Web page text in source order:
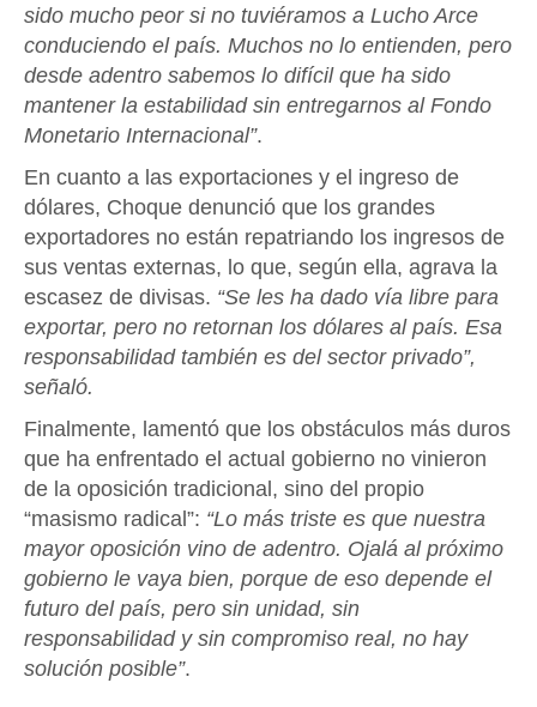
sido mucho peor si no tuviéramos a Lucho Arce
conduciendo el país. Muchos no lo entienden, pero
desde adentro sabemos lo difícil que ha sido
mantener la estabilidad sin entregarnos al Fondo
Monetario Internacional”.
En cuanto a las exportaciones y el ingreso de
dólares, Choque denunció que los grandes
exportadores no están repatriando los ingresos de
sus ventas externas, lo que, según ella, agrava la
escasez de divisas. “Se les ha dado vía libre para
exportar, pero no retornan los dólares al país. Esa
responsabilidad también es del sector privado”,
señaló.
Finalmente, lamentó que los obstáculos más duros
que ha enfrentado el actual gobierno no vinieron
de la oposición tradicional, sino del propio
“masismo radical”: “Lo más triste es que nuestra
mayor oposición vino de adentro. Ojalá al próximo
gobierno le vaya bien, porque de eso depende el
futuro del país, pero sin unidad, sin
responsabilidad y sin compromiso real, no hay
solución posible”.